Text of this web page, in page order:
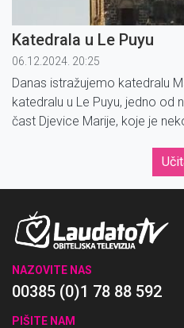
Katedrala u Le Puyu
06.12.2024. 20:25
Danas istražujemo katedralu
katedralu u Le Puyu, jedno od
čast Djevice Marije, koje je
NAZOVITE NAS
00385 (0)1 78 88 592
PIŠITE NAM